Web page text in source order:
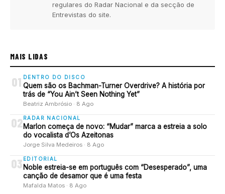
regulares do Radar Nacional e da secção de
Entrevistas do site.
MAIS LIDAS
01 DENTRO DO DISCO
Quem são os Bachman-Turner Overdrive? A história por
trás de “You Ain’t Seen Nothing Yet”
Beatriz Ambrósio · 8 Ago
02 RADAR NACIONAL
Marlon começa de novo: “Mudar” marca a estreia a solo
do vocalista d’Os Azeitonas
Jorge Silva Medeiros · 8 Ago
03 EDITORIAL
Noble estreia-se em português com “Desesperado”, uma
canção de desamor que é uma festa
Mafalda Matos · 8 Ago